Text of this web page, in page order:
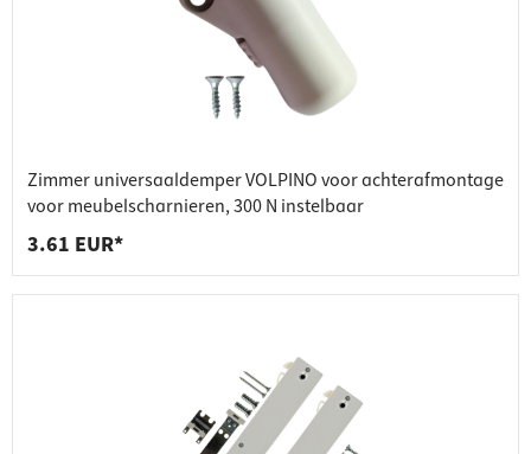
Zimmer universaaldemper VOLPINO voor achterafmontage
voor meubelscharnieren, 300 N instelbaar
3.61 EUR*